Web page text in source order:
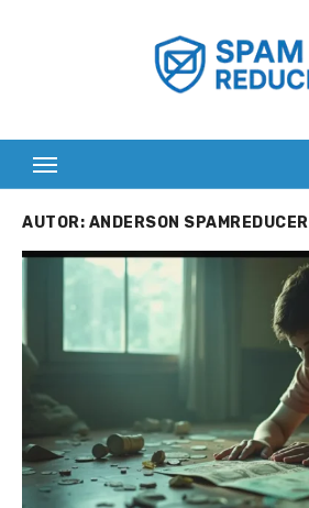
AUTOR: ANDERSON SPAMREDUCER